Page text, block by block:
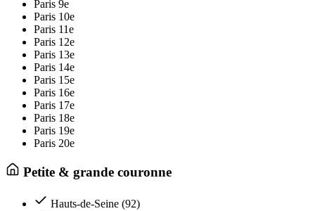
Paris 9e
Paris 10e
Paris 11e
Paris 12e
Paris 13e
Paris 14e
Paris 15e
Paris 16e
Paris 17e
Paris 18e
Paris 19e
Paris 20e
Petite & grande couronne
Hauts-de-Seine (92)